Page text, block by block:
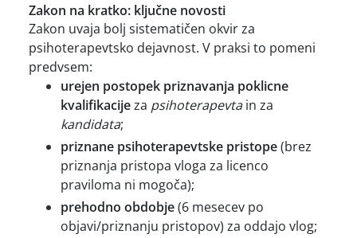
Zakon na kratko: ključne novosti
Zakon uvaja bolj sistematičen okvir za
psihoterapevtsko dejavnost. V praksi to pomeni
predvsem:
urejen postopek priznavanja poklicne
kvalifikacijeza psihoterapevtain za
kandidata;
priznane psihoterapevtske pristope(brez
priznanja pristopa vloga za licenco
praviloma ni mogoča);
prehodno obdobje(6 mesecev po
objavi/priznanju pristopov) za oddajo vlog;